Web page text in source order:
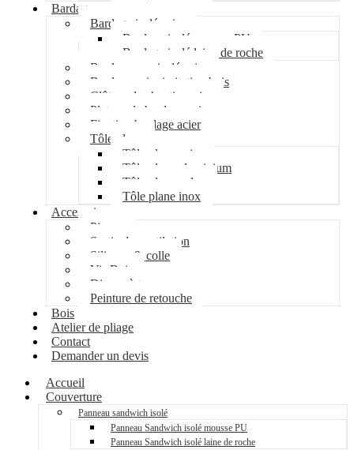
Bardage
Bardage isolé acier
Bardage isolé mousse PU
Bardage isolé laine de roche
Bardage non isolé acier
Bardage acier imitation bois
Clôture de chantier acier
Plateau de bardage acier
Fixation bardage acier
Tôle plane
Tôle plane acier
Tôle plane aluminium
Tôle plane galva
Tôle plane inox
Accessoires
Pipeco
Sortie de ventilation
Silicone & colle
Vis Bois
Disque à tronçonner
Peinture de retouche
Bois
Atelier de pliage
Contact
Demander un devis
Accueil
Couverture
Panneau sandwich isolé
Panneau Sandwich isolé mousse PU
Panneau Sandwich isolé laine de roche